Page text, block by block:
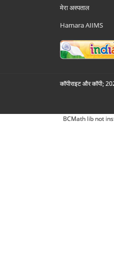
मेरा अस्पताल
Hamara AIIMS
कॉपीराइट और कॉपी;
BCMath lib not